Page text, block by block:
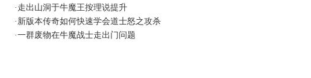
· 走出山洞于牛魔王按理说提升
· 新版本传奇如何快速学会道士怒之攻杀
·一群废物在牛魔战士走出门问题